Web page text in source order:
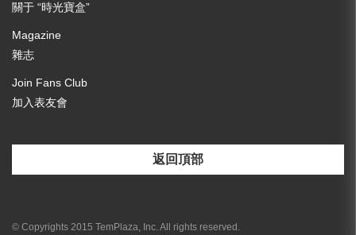
關于 “時光寶盒”
Magazine
雜志
Join Fans Club
加入表友會
返回頂部
© Copyrights 2015 TemPlaza, Inc. All rights reserved.